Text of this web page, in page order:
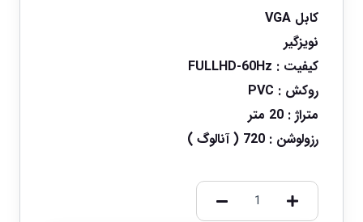
کابل VGA
نویزگیر
کیفیت : FULLHD-60Hz
روکش : PVC
متراژ : 20 متر
رزولوشن : 720 ( آنالوگ )